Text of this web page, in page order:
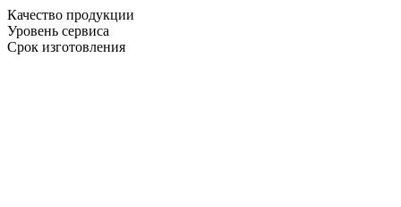
Качество продукции
Уровень сервиса
Срок изготовления